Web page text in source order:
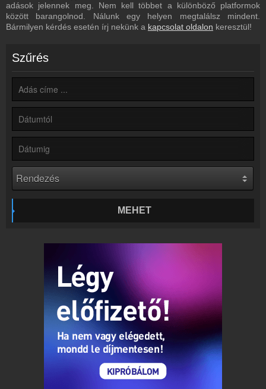
Hírek
Spirit FM kapcsolatos hírek
Írj nekünk!
Partnerek
Rádiós partnerek
Rádió beágyazás
Ágyazd be weboldaladba
Online rádió készítés
Készítés lépésről lépésre
adások jelennek meg. Nem kell többet a különböző platformok
között barangolnod. Nálunk egy helyen megtalálsz mindent.
Bármilyen kérdés esetén írj nekünk a kapcsolat oldalon keresztül!
Szűrés
MEHET